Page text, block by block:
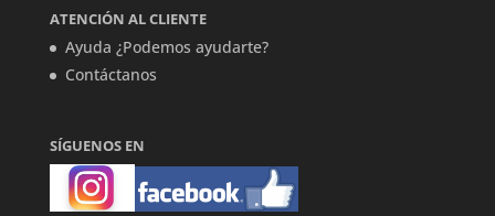
ATENCIÓN AL CLIENTE
Ayuda ¿Podemos ayudarte?
Contáctanos
SÍGUENOS EN